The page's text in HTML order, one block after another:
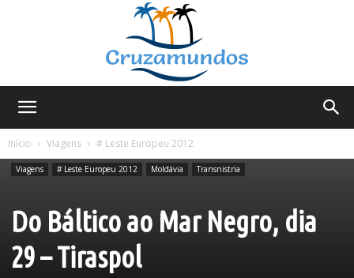
Início
Viagens # Leste Europeu 2012
Viagens # Leste Europeu 2012 Moldávia Transnistria
Do Báltico ao Mar Negro, dia
29 – Tiraspol